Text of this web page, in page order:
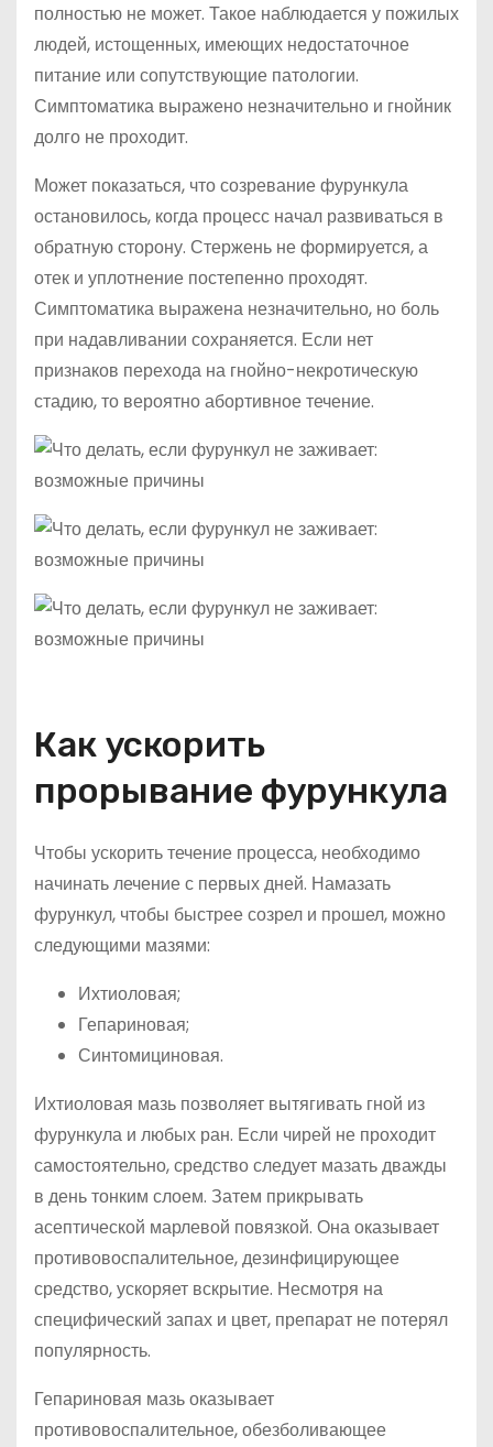
полностью не может. Такое наблюдается у пожилых
людей, истощенных, имеющих недостаточное
питание или сопутствующие патологии.
Симптоматика выражено незначительно и гнойник
долго не проходит.
Может показаться, что созревание фурункула
остановилось, когда процесс начал развиваться в
обратную сторону. Стержень не формируется, а
отек и уплотнение постепенно проходят.
Симптоматика выражена незначительно, но боль
при надавливании сохраняется. Если нет
признаков перехода на гнойно-некротическую
стадию, то вероятно абортивное течение.
Как ускорить
прорывание фурункула
Чтобы ускорить течение процесса, необходимо
начинать лечение с первых дней. Намазать
фурункул, чтобы быстрее созрел и прошел, можно
следующими мазями:
Ихтиоловая;
Гепариновая;
Синтомициновая.
Ихтиоловая мазь позволяет вытягивать гной из
фурункула и любых ран. Если чирей не проходит
самостоятельно, средство следует мазать дважды
в день тонким слоем. Затем прикрывать
асептической марлевой повязкой. Она оказывает
противовоспалительное, дезинфицирующее
средство, ускоряет вскрытие. Несмотря на
специфический запах и цвет, препарат не потерял
популярность.
Гепариновая мазь оказывает
противовоспалительное, обезболивающее